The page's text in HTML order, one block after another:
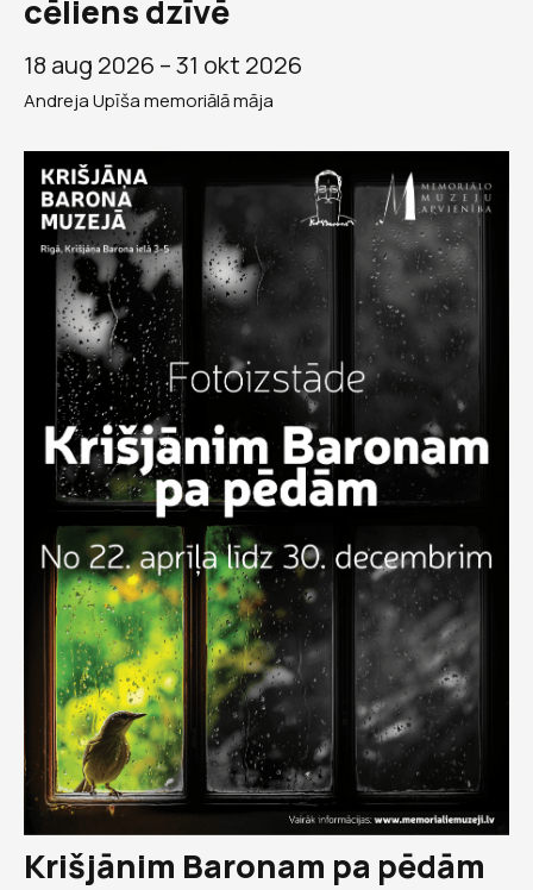
cēliens dzīvē
18 aug 2026 –31 okt 2026
Andreja Upīša memoriālā māja
Krišjānim Baronam pa pēdām